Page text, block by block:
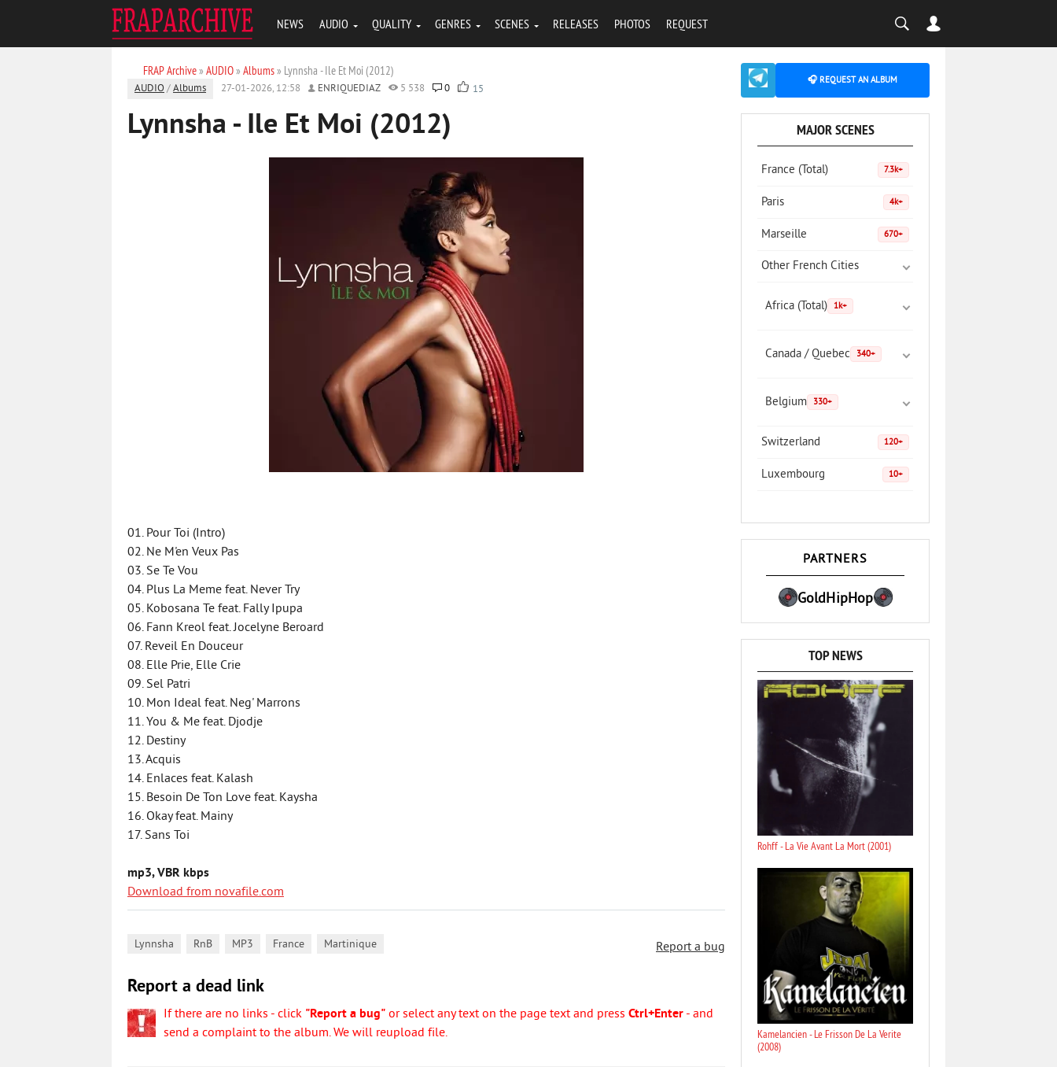
NEWS AUDIO QUALITY GENRES SCENES RELEASES PHOTOS REQUEST
FRAP Archive» AUDIO» Albums» Lynnsha - Ile Et Moi (2012)
AUDIO /Albums 27-01-2026, 12:58 ENRIQUEDIAZ 5 538 0 15
Lynnsha - Ile Et Moi (2012)
01. Pour Toi (Intro)
02. Ne M'en Veux Pas
03. Se Te Vou
04. Plus La Meme feat. Never Try
05. Kobosana Te feat. Fally Ipupa
06. Fann Kreol feat. Jocelyne Beroard
07. Reveil En Douceur
08. Elle Prie, Elle Crie
09. Sel Patri
10. Mon Ideal feat. Neg' Marrons
11. You & Me feat. Djodje
12. Destiny
13. Acquis
14. Enlaces feat. Kalash
15. Besoin De Ton Love feat. Kaysha
16. Okay feat. Mainy
17. Sans Toi
mp3, VBR kbps
Download from novafile.com
Report a bug
Lynnsha RnB MP3 France Martinique
Report a dead link
If there are no links - click "Report a bug" or select any text on the page text and press Ctrl+Enter - and
send a complaint to the album. We will reupload file.
🎧 REQUEST AN ALBUM
MAJOR SCENES
France (Total) 7.3k+
Paris 4k+
Marseille 670+
Other French Cities
Africa (Total) 1k+
Canada / Quebec 340+
Belgium 330+
Switzerland 120+
Luxembourg 10+
PARTNERS
GoldHipHop
TOP NEWS
Rohff - La Vie Avant La Mort (2001)
Kamelancien - Le Frisson De La Verite
(2008)